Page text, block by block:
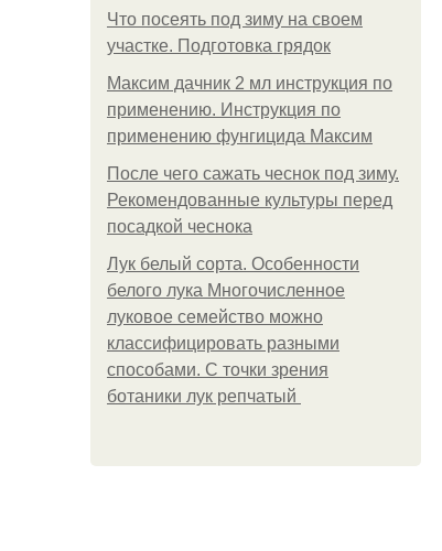
Что посеять под зиму на своем
участке. Подготовка грядок
Максим дачник 2 мл инструкция по
применению. Инструкция по
применению фунгицида Максим
После чего сажать чеснок под зиму.
Рекомендованные культуры перед
посадкой чеснока
Лук белый сорта. Особенности
белого лука Многочисленное
луковое семейство можно
классифицировать разными
способами. С точки зрения
ботаники лук репчатый